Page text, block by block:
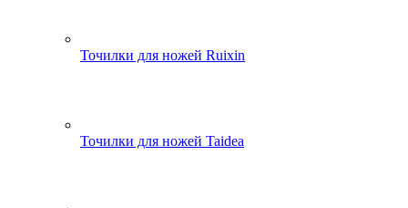
Точилки для ножей Ruixin
Точилки для ножей Taidea